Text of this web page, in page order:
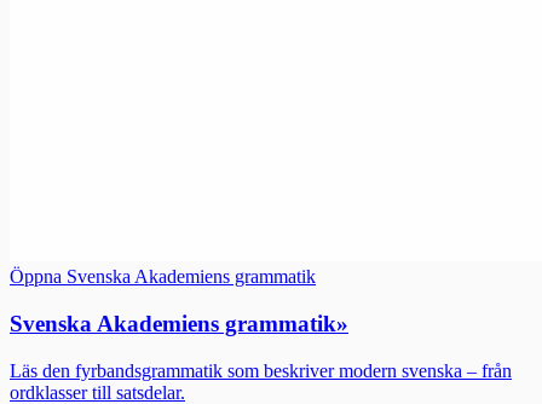
Öppna Svenska Akademiens grammatik
Svenska Akademiens grammatik»
Läs den fyrbandsgrammatik som beskriver modern svenska – från
ordklasser till satsdelar.